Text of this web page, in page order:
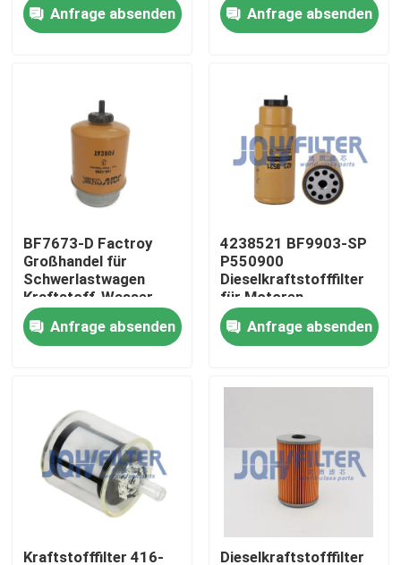
Videos
Werksbesichtigung
Qualitätskontrolle
Neuigkeiten
Bitte um ein Angebot
Bagger Air Filter
Anfrage absenden
Anfrage absenden
BF7673-D Factroy
Großhandel für
Schwerlastwagen
Kraftstoff-Wasser-
Trennseparator
RE50455 RE58367
156-1200 RE62418
Anfrage absenden
4238521 BF9903-SP
P550900
Dieselkraftstofffilter
für Motoren
Anfrage absenden
Kraftstofffilter 416- Dieselkraftstofffilter